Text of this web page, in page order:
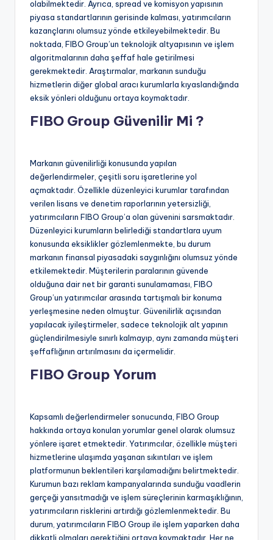
olabilmektedir. Ayrıca, spread ve komisyon yapısının
piyasa standartlarının gerisinde kalması, yatırımcıların
kazançlarını olumsuz yönde etkileyebilmektedir. Bu
noktada, FIBO Group’un teknolojik altyapısının ve işlem
algoritmalarının daha şeffaf hale getirilmesi
gerekmektedir. Araştırmalar, markanın sunduğu
hizmetlerin diğer global aracı kurumlarla kıyaslandığında
eksik yönleri olduğunu ortaya koymaktadır.
FIBO Group Güvenilir Mi ?
Markanın güvenilirliği konusunda yapılan
değerlendirmeler, çeşitli soru işaretlerine yol
açmaktadır. Özellikle düzenleyici kurumlar tarafından
verilen lisans ve denetim raporlarının yetersizliği,
yatırımcıların FIBO Group’a olan güvenini sarsmaktadır.
Düzenleyici kurumların belirlediği standartlara uyum
konusunda eksiklikler gözlemlenmekte, bu durum
markanın finansal piyasadaki saygınlığını olumsuz yönde
etkilemektedir. Müşterilerin paralarının güvende
olduğuna dair net bir garanti sunulamaması, FIBO
Group’un yatırımcılar arasında tartışmalı bir konuma
yerleşmesine neden olmuştur. Güvenilirlik açısından
yapılacak iyileştirmeler, sadece teknolojik alt yapının
güçlendirilmesiyle sınırlı kalmayıp, aynı zamanda müşteri
şeffaflığının artırılmasını da içermelidir.
FIBO Group Yorum
Kapsamlı değerlendirmeler sonucunda, FIBO Group
hakkında ortaya konulan yorumlar genel olarak olumsuz
yönlere işaret etmektedir. Yatırımcılar, özellikle müşteri
hizmetlerine ulaşımda yaşanan sıkıntıları ve işlem
platformunun beklentileri karşılamadığını belirtmektedir.
Kurumun bazı reklam kampanyalarında sunduğu vaadlerin
gerçeği yansıtmadığı ve işlem süreçlerinin karmaşıklığının,
yatırımcıların risklerini artırdığı gözlemlenmektedir. Bu
durum, yatırımcıların FIBO Group ile işlem yaparken daha
dikkatli olmaları gerektiğini ortaya koymaktadır. Her ne